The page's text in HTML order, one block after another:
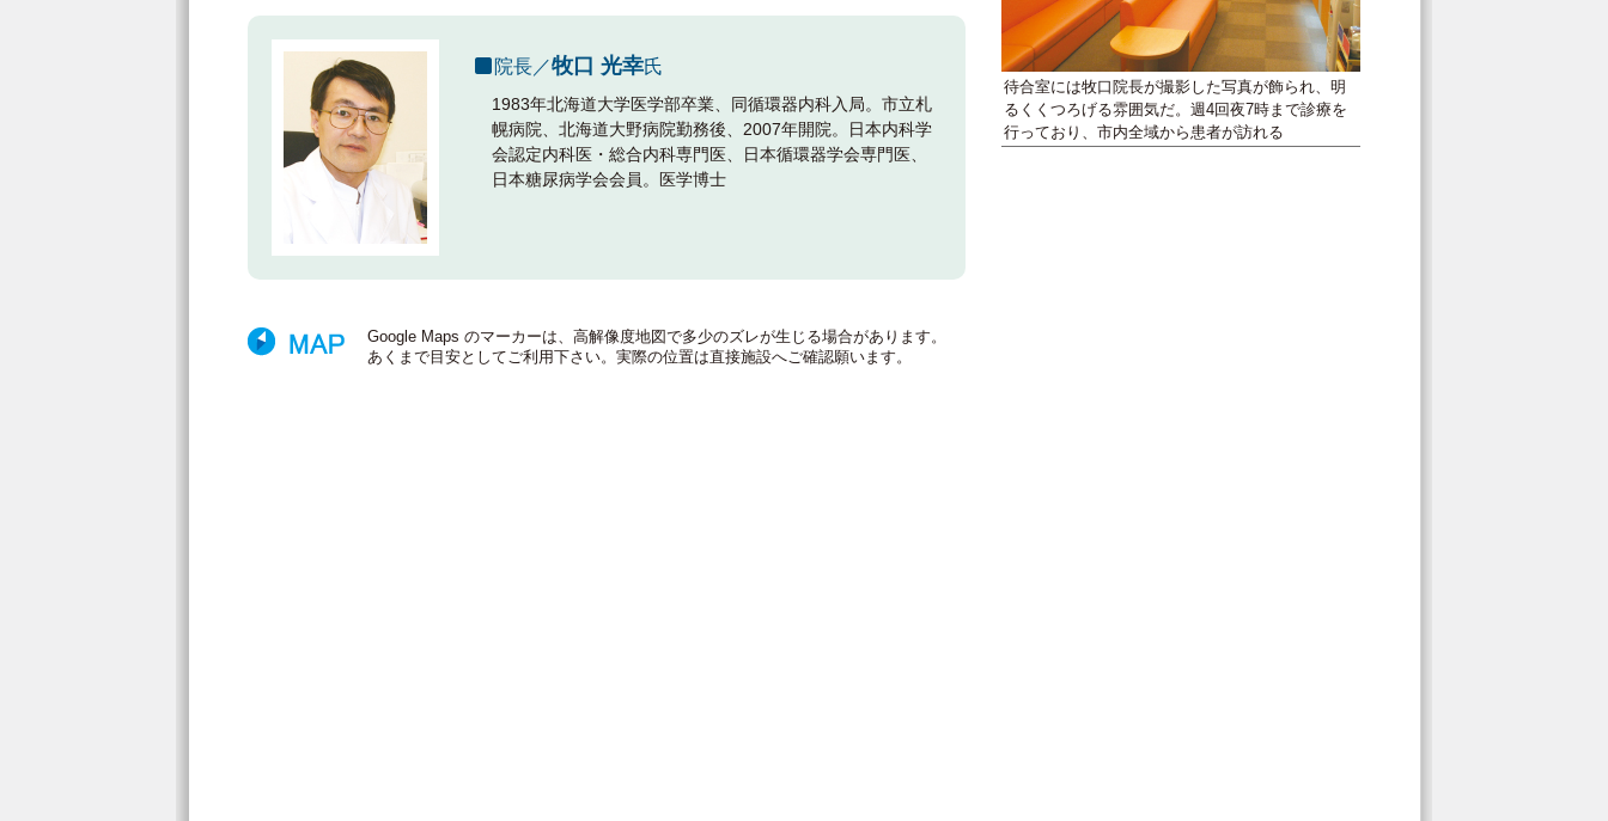
院長／牧口 光幸氏
1983年北海道大学医学部卒業、同循環器内科入局。市立札
幌病院、北海道大野病院勤務後、2007年開院。日本内科学
会認定内科医・総合内科専門医、日本循環器学会専門医、
日本糖尿病学会会員。医学博士
Google Maps のマーカーは、高解像度地図で多少のズレが生じる場合があります。
あくまで目安としてご利用下さい。実際の位置は直接施設へご確認願います。
待合室には牧口院長が撮影した写真が飾られ、明
るくくつろげる雰囲気だ。週4回夜7時まで診療を
行っており、市内全域から患者が訪れる